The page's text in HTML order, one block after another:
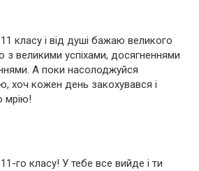
класу і від душі бажаю великого
з великими успіхами, досягненнями
А поки насолоджуйся
хоч кожен день закохувався і
мрію!
го класу! У тебе все вийде і ти